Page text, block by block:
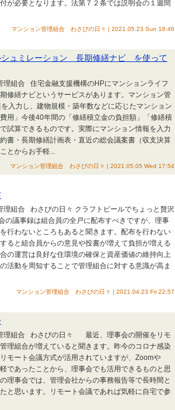
が必要となります。法第７２条では説明会の１週間
マンション管理組合 わさびの日々 | 2021.05.23 Sun 18:46
シュミレーション 長期修繕ナビ を使って
理組合 住宅金融支援機構のHPにマンションライフ
修繕ナビというサービスがあります。マンション管
入力し、建物規模・築年数などに応じたマンション
用」今後40年間の「修繕積立金の負担額」「修繕積
試算できるものです。実際にマンション情報を入力
書・長期修繕計画表・直近の総会議案書（収支決算
とからお手軽...
マンション管理組合 わさびの日々 | 2021.05.05 Wed 17:54
理組合 わさびの日々 クラフトビールでちょっと贅沢
議事録は組合員の全戸に配布すべきですが、理事
行わないところもあると聞きます。配布を行わない
ると組合員からの意見や投書が増えて負担が増える
の運営は良好な住環境の確保と資産価値の維持向上
活動を周知することで管理組合に対する意識が高ま
マンション管理組合 わさびの日々 | 2021.04.23 Fri 22:57
理組合 わさびの日々 最近、理事会の開催をリモ
理組合が増えていると聞きます。昨今のコロナ感染
モート会議方式が活用されていますが、Zoomや
であったことから、理事会でも活用できるものと思
理事会では、管理会社からの事務報告等で長時間と
と思います。リモート会議であれば気軽に自宅で参